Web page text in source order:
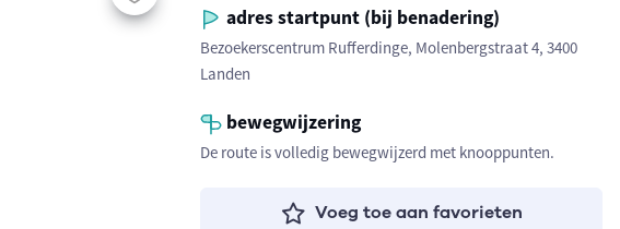
adres startpunt (bij benadering)
Bezoekerscentrum Rufferdinge, Molenbergstraat 4, 3400
Landen
bewegwijzering
De route is volledig bewegwijzerd met knooppunten.
Voeg toe aan favorieten